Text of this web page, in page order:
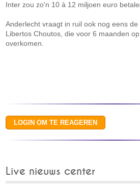
Inter zou zo'n 10 à 12 miljoen euro
Anderlecht vraagt in ruil ook nog eens
Libertos Choutos, die voor 6 maanden
overkomen.
Live nieuws center